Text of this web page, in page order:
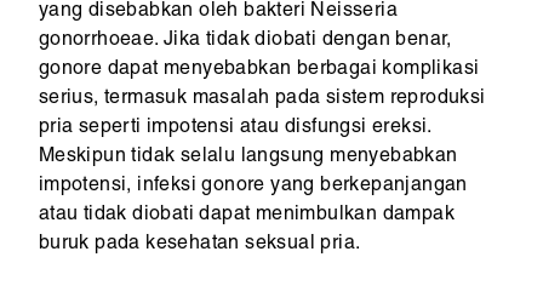
yang disebabkan oleh bakteri Neisseria
gonorrhoeae. Jika tidak diobati dengan benar,
gonore dapat menyebabkan berbagai komplikasi
serius, termasuk masalah pada sistem reproduksi
pria seperti impotensi atau disfungsi ereksi.
Meskipun tidak selalu langsung menyebabkan
impotensi, infeksi gonore yang berkepanjangan
atau tidak diobati dapat menimbulkan dampak
buruk pada kesehatan seksual pria.